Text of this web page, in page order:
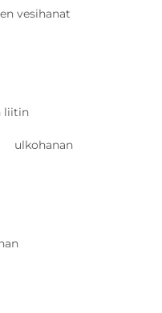
vesihanat
liitin
ulkohanan